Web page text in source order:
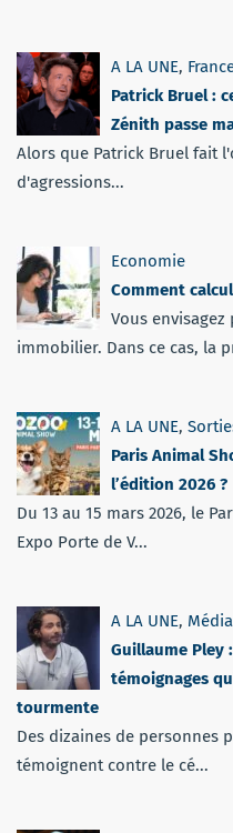
A LA UNE,
Patrick Bruel :
Zénith passe
Alors que Patrick Bruel fait
d'agressions...
Economie
Comment
Vous
immobilier. Dans ce cas, la
A LA UNE,
Paris Animal
l’édition 2026 ?
Du 13 au 15 mars 2026, le
Expo Porte de V...
A LA UNE,
Guillaume Pley
témoignages
tourmente
Des dizaines de personnes
témoignent contre le cé...